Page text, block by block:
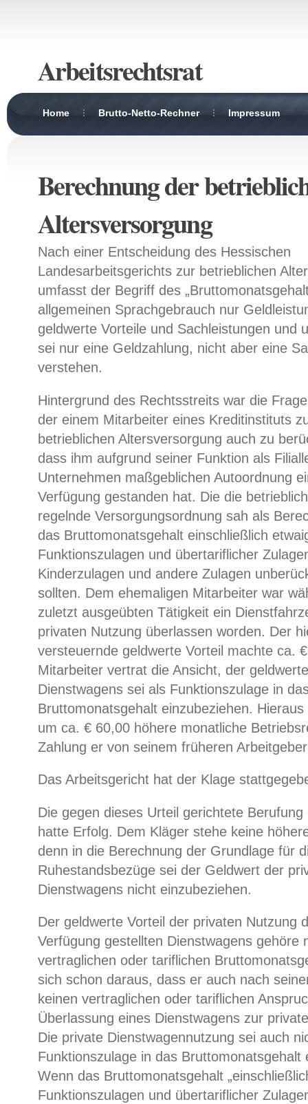
Arbeitsrechtsrat
Home Brutto-Netto-Rechner Impressum
Berechnung der
Altersversorgung
Nach einer Entscheidung des Hessischen
Landesarbeitsgerichts zur betrieblichen
umfasst der Begriff des
allgemeinen Sprachgebrauch nur
geldwerte Vorteile und Sachleistungen und
sei nur eine Geldzahlung, nicht aber eine
verstehen.
Hintergrund des Rechtsstreits war die
der einem Mitarbeiter eines Kreditinstituts
betrieblichen Altersversorgung auch zu
dass ihm aufgrund seiner Funktion als
Unternehmen maßgeblichen Autoordnung
Verfügung gestanden hat. Die die
regelnde Versorgungsordnung sah als
das Bruttomonatsgehalt einschließlich
Funktionszulagen und übertariflicher
Kinderzulagen und andere Zulagen
sollten. Dem ehemaligen Mitarbeiter war
zuletzt ausgeübten Tätigkeit ein
privaten Nutzung überlassen worden. Der
versteuernde geldwerte Vorteil machte ca.
Mitarbeiter vertrat die Ansicht, der
Dienstwagens sei als Funktionszulage in
Bruttomonatsgehalt einzubeziehen.
um ca. € 60,00 höhere monatliche
Zahlung er von seinem früheren
Das Arbeitsgericht hat der Klage
Die gegen dieses Urteil gerichtete
hatte Erfolg. Dem Kläger stehe keine
denn in die Berechnung der Grundlage für
Ruhestandsbezüge sei der Geldwert der
Dienstwagens nicht einzubeziehen.
Der geldwerte Vorteil der privaten Nutzung
Verfügung gestellten Dienstwagens gehöre
vertraglichen oder tariflichen
sich schon daraus, dass er auch nach
keinen vertraglichen oder tariflichen
Überlassung eines Dienstwagens zur
Die private Dienstwagennutzung sei auch
Funktionszulage in das Bruttomonatsgehalt
Wenn das Bruttomonatsgehalt
Funktionszulagen und übertariflicher